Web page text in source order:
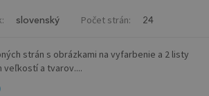
slovenský Počet strán: 24
strán s obrázkami na vyfarbenie a 2 listy
veľkostí a tvarov....